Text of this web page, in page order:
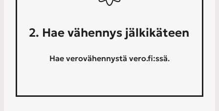
2. Hae vähennys jälkikäteen
Hae verovähennystä vero.fi:ssä.